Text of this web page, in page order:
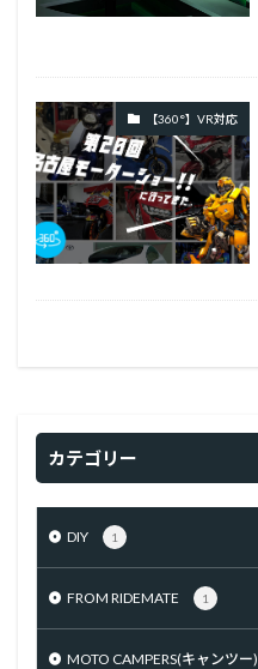
【360°】VR対応
カテゴリー
DIY 1
FROM RIDEMATE 1
MOTO CAMPERS(キャンツー)